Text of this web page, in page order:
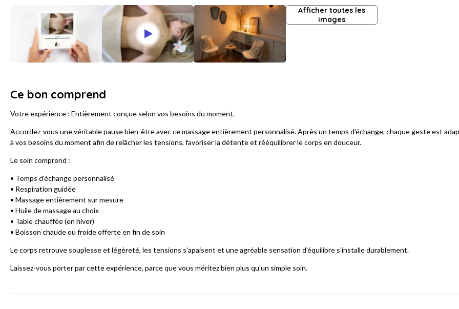
Afficher toutes les
images
Ce bon comprend
Votre expérience : Entièrement conçue selon vos besoins du moment.
Accordez-vous une véritable pause bien-être avec ce massage entièrement personnalisé. Après un temps d'échange, chaque geste est
à vos besoins du moment afin de relâcher les tensions, favoriser la détente et rééquilibrer le corps en douceur.
Le soin comprend :
• Temps d'échange personnalisé
• Respiration guidée
• Massage entièrement sur mesure
• Huile de massage au choix
• Table chauffée (en hiver)
• Boisson chaude ou froide offerte en fin de soin
Le corps retrouve souplesse et légèreté, les tensions s'apaisent et une agréable sensation d'équilibre s'installe durablement.
Laissez-vous porter par cette expérience, parce que vous méritez bien plus qu'un simple soin.